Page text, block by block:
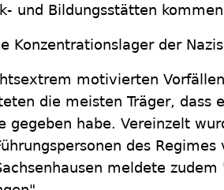
und Bildungsstätten
Konzentrationslager der
motivierten
die meisten Träger, dass
gegeben habe. Vereinzelt
des
meldete zudem